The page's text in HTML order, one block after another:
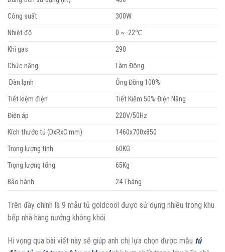
Công suất
300W
Nhiệt độ
0 ~ -22℃
Khí gas
290
Chức năng
Làm Đông
Dàn lạnh
Ống Đồng 100%
Tiết kiệm điện
Tiết Kiệm 50% Điện Năng
Điện áp
220V/50Hz
Kích thước tủ (DxRxC mm)
1460x700x850
Trọng lượng tịnh
60KG
Trọng lượng tổng
65Kg
Bảo hành
24 Tháng
Trên đây chính là 9 mẫu tủ goldcool được sử dụng nhiều trong khu
bếp nhà hàng nướng không khói
Hi vọng qua bài viết này sẽ giúp anh chị lựa chọn được mẫu tủ